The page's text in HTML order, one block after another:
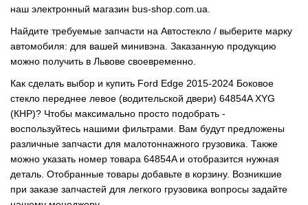
наш электронный магазин bus-shop.com.ua.
Найдите требуемые запчасти на Автостекло / выберите марку
автомобиля: для вашей минивэна. Заказанную продукцию
можно получить в Львове своевременно.
Как сделать выбор и купить Ford Edge 2015-2024 Боковое
стекло переднее левое (водительской двери) 64854A XYG
(КНР)? Чтобы максимально просто подобрать -
воспользуйтесь нашими фильтрами. Вам будут предложены
различные запчасти для малотоннажного грузовика. Также
можно указать номер товара 64854A и отобразится нужная
деталь. Отобранные товары добавьте в корзину. Возникшие
при заказе запчастей для легкого грузовика вопросы задайте